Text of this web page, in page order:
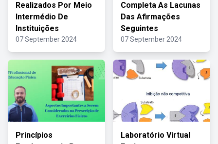
Realizados Por Meio
Intermédio De
Instituições
07 September 2024
Completa As Lacunas
Das Afirmações
Seguintes
07 September 2024
Princípios
Laboratório Virtual